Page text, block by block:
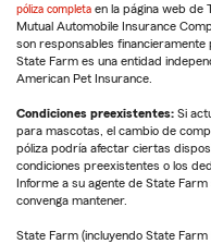
póliza completa en la página web de
Mutual Automobile Insurance
son responsables
State Farm es una entidad
American Pet Insurance.
Condiciones preexistentes: Si
para mascotas, el cambio de
póliza podría afectar ciertas
condiciones preexistentes o los
Informe a su agente de State
convenga mantener.
State Farm (incluyendo State